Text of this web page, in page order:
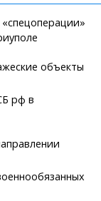
«спецоперации»
объекты
рф в